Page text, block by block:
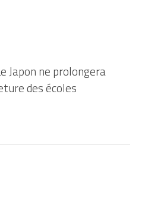
Japon ne prolongera
des écoles